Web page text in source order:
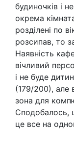
будиночків і
окрема
розділені по
розсипав, то
Наявність
вічливий
і не буде
(179/200), але
зона для
Сподобалось,
це все на